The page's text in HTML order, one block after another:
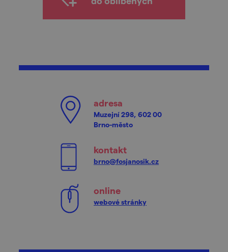
adresa
Muzejní 298, 602 00
Brno-město
kontakt
brno@fosjanosik.cz
online
webové stránky